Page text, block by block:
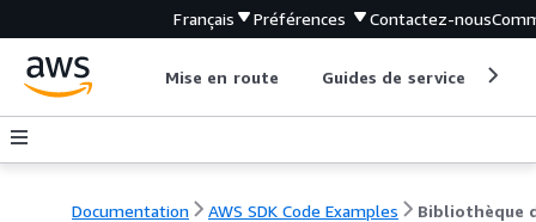
Français Préférences Contactez-nous
Mise en route Guides de service
Documentation AWS SDK Code Examples